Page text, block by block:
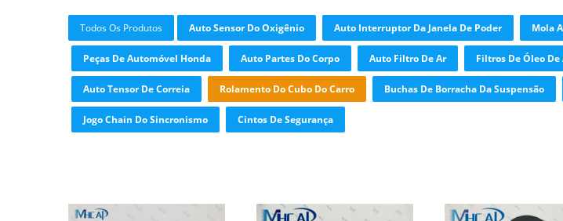
Todos Os Produtos Auto Sensor Do Oxigênio Auto Interruptor Da Janela De Poder Mola
Peças De Automóvel Honda Auto Partes Do Corpo Auto Filtro De Ar Filtros De Óleo De
Auto Tensor De Correia Rolamento Do Cubo Do Carro Buchas De Borracha Da Suspensão
Jogo Chain Do Sincronismo Cintos De Segurança